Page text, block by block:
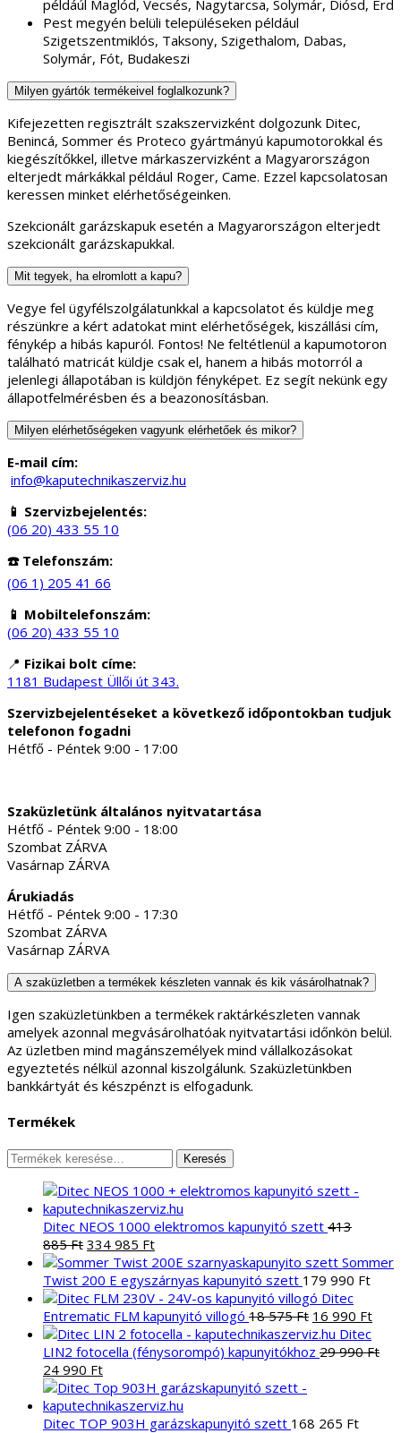
példáúl Maglód, Vecsés, Nagytarcsa, Solymár, Diósd, Érd
Pest megyén belüli településeken például
Szigetszentmiklós, Taksony, Szigethalom, Dabas,
Solymár, Fót, Budakeszi
Milyen gyártók termékeivel foglalkozunk?
Kifejezetten regisztrált szakszervizként dolgozunk Ditec,
Benincá, Sommer és Proteco gyártmányú kapumotorokkal és
kiegészítőkkel, illetve márkaszervizként a Magyarországon
elterjedt márkákkal például Roger, Came. Ezzel kapcsolatosan
keressen minket elérhetőségeinken.
Szekcionált garázskapuk esetén a Magyarországon elterjedt
szekcionált garázskapukkal.
Mit tegyek, ha elromlott a kapu?
Vegye fel ügyfélszolgálatunkkal a kapcsolatot és küldje meg
részünkre a kért adatokat mint elérhetőségek, kiszállási cím,
fénykép a hibás kapuról. Fontos! Ne feltétlenül a kapumotoron
található matricát küldje csak el, hanem a hibás motorról a
jelenlegi állapotában is küldjön fényképet. Ez segít nekünk egy
állapotfelmérésben és a beazonosításban.
Milyen elérhetőségeken vagyunk elérhetőek és mikor?
E-mail cím:
info@kaputechnikaszerviz.hu
📱 Szervizbejelentés:
(06 20) 433 55 10
☎️ Telefonszám:
(06 1) 205 41 66
📱 Mobiltelefonszám:
(06 20) 433 55 10
📍 Fizikai bolt címe:
1181 Budapest Üllői út 343.
Szervizbejelentéseket a következő időpontokban tudjuk
telefonon fogadni
Hétfő - Péntek 9:00 - 17:00
Szaküzletünk általános nyitvatartása
Hétfő - Péntek 9:00 - 18:00
Szombat ZÁRVA
Vasárnap ZÁRVA
Árukiadás
Hétfő - Péntek 9:00 - 17:30
Szombat ZÁRVA
Vasárnap ZÁRVA
A szaküzletben a termékek készleten vannak és kik vásárolhatnak?
Igen szaküzletünkben a termékek raktárkészleten vannak
amelyek azonnal megvásárolhatóak nyitvatartási időnkön belül.
Az üzletben mind magánszemélyek mind vállalkozásokat
egyeztetés nélkül azonnal kiszolgálunk. Szaküzletünkben
bankkártyát és készpénzt is elfogadunk.
Termékek
Keresés
következőre:
Keresés
Ditec NEOS 1000 elektromos kapunyitó szett 413
885Ft Original
price
was:
413
885 Ft.
334 985 FtCurrent
price
is:
334
985 Ft.
Sommer
Twist 200 E egyszárnyas kapunyitó szett 179 990 Ft
Ditec
Entrematic FLM kapunyitó villogó 18 575Ft Original
price
was:
16 990 Ft
is:
Ditec
LIN2 fotocella (fénysorompó) kapunyitókhoz 29 990Ft
Original
price
was:
29
24 990 FtCurrent
price
is:
24
Ditec TOP 903H garázskapunyitó szett 168 265 Ft